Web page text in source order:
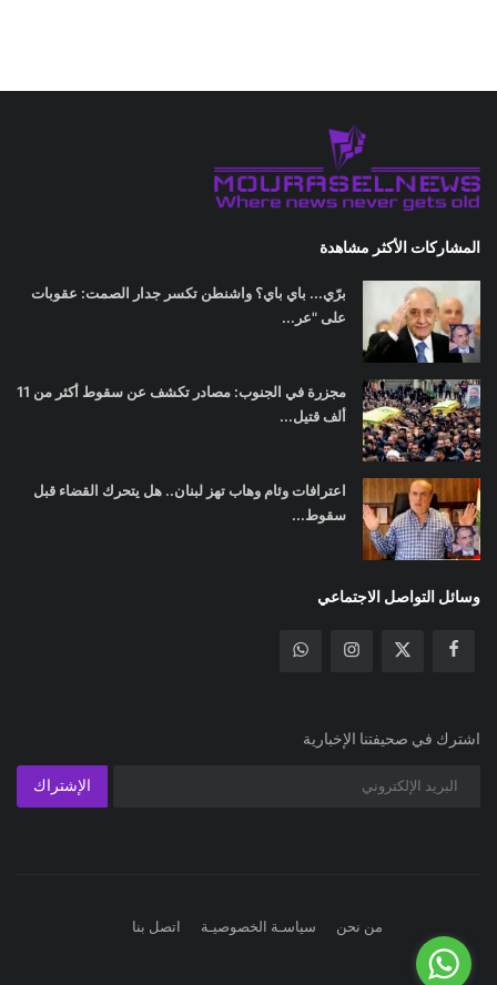
المشاركات الأكثر مشاهدة
برّي... باي باي؟ واشنطن تكسر جدار الصمت: عقوبات
على "عر...
مجزرة في الجنوب: مصادر تكشف عن سقوط أكثر من 11
ألف قتيل...
اعترافات وئام وهاب تهز لبنان.. هل يتحرك القضاء قبل
سقوط...
وسائل التواصل الاجتماعي
اشترك في صحيفتنا الإخبارية
الإشتراك
من نحن سياسـة الخصوصيـة اتصل بنا